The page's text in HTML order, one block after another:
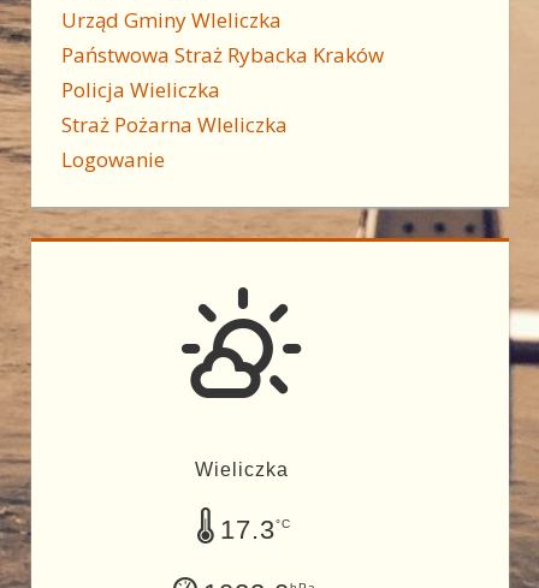
Urząd Gminy WIeliczka
Państwowa Straż Rybacka Kraków
Policja Wieliczka
Straż Pożarna WIeliczka
Logowanie
Wieliczka
17.3°C